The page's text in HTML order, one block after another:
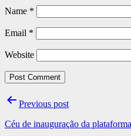
Name *
Email *
Website
PostPrevious post
Céu de inauguração da